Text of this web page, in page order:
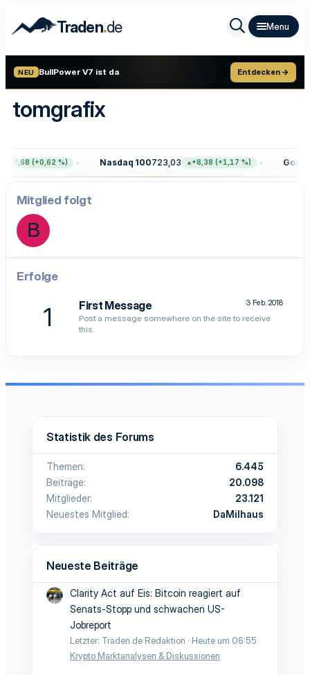
Traden.de
NEU BullPower V7 ist da Entdecken →
tomgrafix
(+0,62 %) Nasdaq 100723,03 +8,38 (+1,17 %) Gold
Mitglied folgt
B
Erfolge
1 3 Feb. 2018
First Message
Post a message somewhere on the site to receive
this.
Statistik des Forums
Themen
6.445
Beiträge
20.098
Mitglieder
23.121
Neuestes Mitglied
DaMilhaus
Neueste Beiträge
Clarity Act auf Eis: Bitcoin reagiert auf
Senats-Stopp und schwachen US-
Jobreport
Letzter: Traden.de Redaktion
Heute um 06:55
Krypto Marktanalysen & Diskussionen